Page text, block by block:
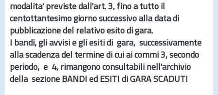
modalita' previste dall'art. 3, fino a tutto il
centottantesimo giorno successivo alla data di
pubblicazione del relativo esito di gara.
I bandi, gli avvisi e gli esiti di gara, successivamente
alla scadenza del termine di cui ai commi 3, secondo
periodo, e 4, rimangono consultabili nell'archivio
della sezione BANDI ed ESITI di GARA SCADUTI